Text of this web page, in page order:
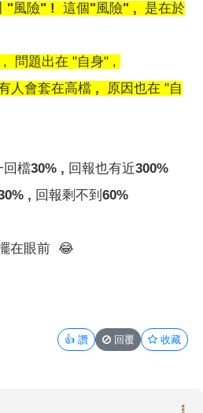
"風險" ! 這個"風險" , 是在於
, 問題出在 "自身" ,
人會套在高檔 ,
原因也在 "自
檔30% , 回報也有近300%
, 回報剩不到60%
在眼前 😂
👍 讚 回覆 收藏